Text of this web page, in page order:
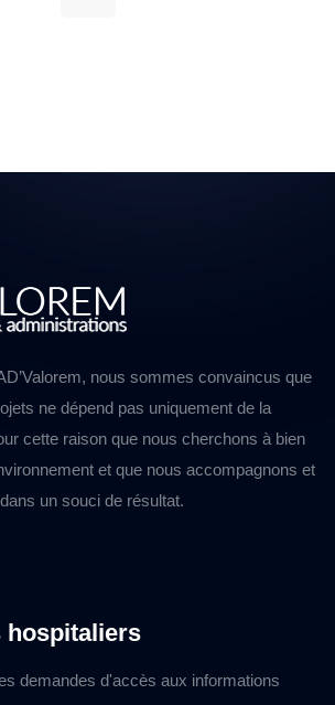
nous sommes convaincus que
ne dépend pas uniquement de la
cette raison que nous cherchons à bien
et que nous accompagnons et
un souci de résultat.
hospitaliers
demandes d'accès aux informations